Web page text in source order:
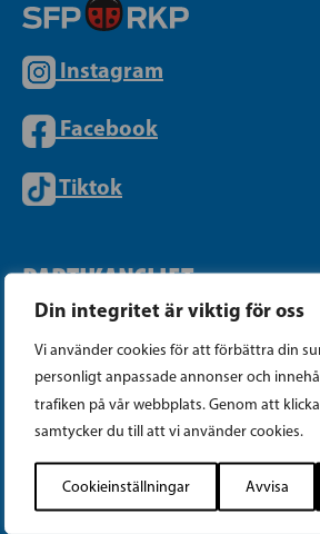
Din integritet är viktig för oss
Vi använder cookies för att förbättra din
personligt anpassade annonser och
trafiken på vår webbplats. Genom att
samtycker du till att vi använder cookies.
Cookieinställningar Avvisa
Instagram
Facebook
Tiktok
PARTIKANSLIET
Telefon (09) 693 070
PB 430, 00101 Helsingfors
Georgsgatan 27, 00100
info@sfp.fi
Faktureringsuppgifter